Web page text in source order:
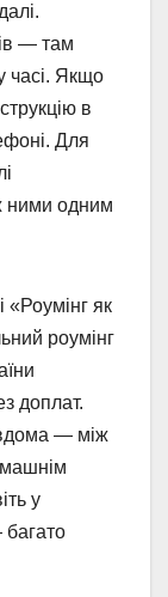
— там
часі. Якщо
в
Для
ними одним
«Роумінг як
роумінг
доплат.
— між
у